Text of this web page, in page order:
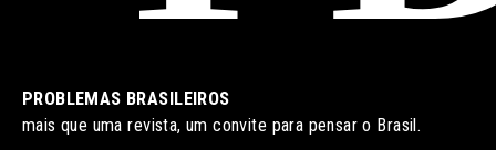
PROBLEMAS BRASILEIROS
mais que uma revista, um convite para pensar o Brasil.